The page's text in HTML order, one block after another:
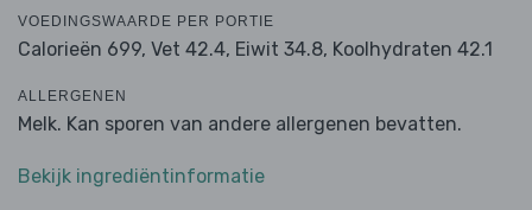
VOEDINGSWAARDE PER PORTIE
Calorieën 699, Vet 42.4, Eiwit 34.8, Koolhydraten 42.1
ALLERGENEN
Melk. Kan sporen van andere allergenen bevatten.
Bekijk ingrediëntinformatie